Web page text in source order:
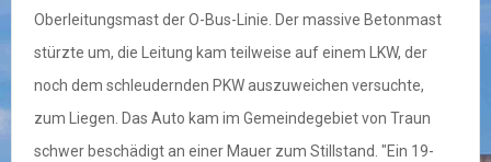
Oberleitungsmast der O-Bus-Linie. Der massive Betonmast
stürzte um, die Leitung kam teilweise auf einem LKW, der
noch dem schleudernden PKW auszuweichen versuchte,
zum Liegen. Das Auto kam im Gemeindegebiet von Traun
schwer beschädigt an einer Mauer zum Stillstand. "Ein 19-